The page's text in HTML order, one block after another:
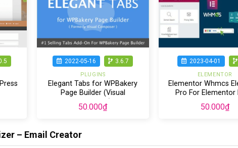
2022-05-16 3.6.7
PLUGINS
Elegant Tabs for WPBakery
Page Builder (Visual
Composer)
50.000₫
2023-04-01
ELEMENTOR
Elementor Whmcs
Pro For Elementor
Builder
50.000₫
– Email Creator